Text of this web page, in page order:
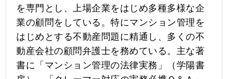
を専門とし、上場企業をはじめ多種多様な企
業の顧問をしている。特にマンション管理を
はじめとする不動産問題に精通し、多くの不
動産会社の顧問弁護士を務めている。主な著
書に「マンション管理の法律実務」（学陽書